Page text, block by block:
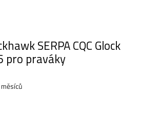
SERPA CQC Glock
pro praváky